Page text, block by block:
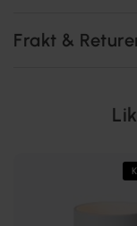
Frakt &